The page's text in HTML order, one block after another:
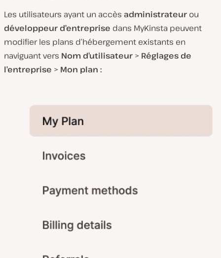
Les utilisateurs ayant un accès administrateur ou
développeur d’entreprise dans MyKinsta peuvent
modifier les plans d’hébergement existants en
naviguant vers Nom d’utilisateur > Réglages de
l’entreprise > Mon plan :